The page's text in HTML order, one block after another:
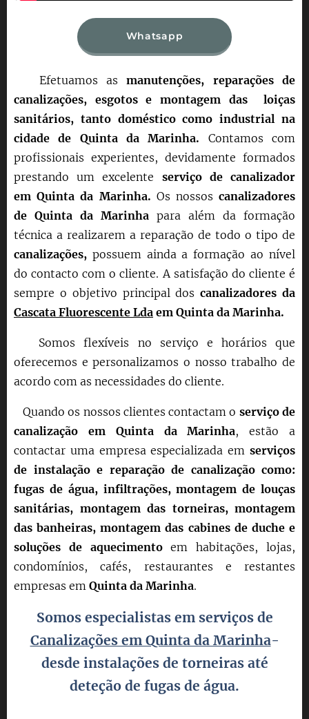
Whatsapp
Efetuamos asmanutenções, reparações de
canalizações, esgotos e montagem das loiças
sanitários, tanto doméstico como industrial na
cidade de Quinta da Marinha. Contamos com
profissionais experientes, devidamente formados
prestando um excelente serviço de canalizador
emQuinta da Marinha. Os nossoscanalizadores
de Quinta da Marinha para além da formação
técnica a realizarem a reparação de todo o tipo de
canalizações, possuem ainda a formação ao nível
do contacto com o cliente. A satisfação do cliente é
sempre o objetivo principal doscanalizadores da
Cascata Fluorescente Lda em Quinta da Marinha.
Somos flexíveis no serviço e horários que
oferecemos e personalizamos o nosso trabalho de
acordo com as necessidades do cliente.
Quando os nossos clientes contactam o serviço de
canalização em Quinta da Marinha, estão a
contactar uma empresa especializada em serviços
de instalação e reparação de canalização como:
fugas de água, infiltrações, montagem de louças
sanitárias, montagem das torneiras, montagem
das banheiras, montagem das cabines de duche e
soluções de aquecimentoem habitações, lojas,
condomínios, cafés, restaurantes e restantes
empresas em Quinta da Marinha.
Somos especialistas em serviços de
Canalizações em Quinta da Marinha-
desde instalações de torneiras até
deteção de fugas de água.